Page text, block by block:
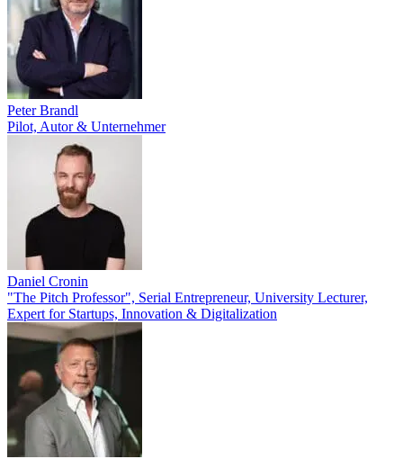
Peter Brandl
Pilot, Autor & Unternehmer
Daniel Cronin
"The Pitch Professor", Serial Entrepreneur, University Lecturer,
Expert for Startups, Innovation & Digitalization